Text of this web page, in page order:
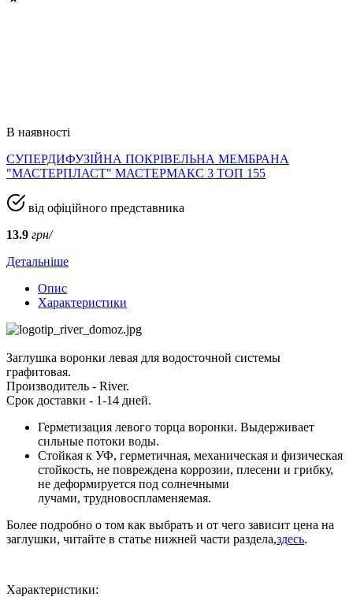
В наявності
СУПЕРДИФУЗІЙНА ПОКРІВЕЛЬНА МЕМБРАНА
"МАСТЕРПЛАСТ" МАСТЕРМАКС 3 ТОП 155
від офіційного представника
13.9 грн/
Детальніше
Опис
Характеристики
Заглушка воронки левая для водосточной системы
графитовая.
Производитель - River.
Срок доставки - 1-14 дней.
Герметизация левого торца воронки. Выдерживает
сильные потоки воды.
Стойкая к УФ, герметичная, механическая и физическая
стойкость, не повреждена коррозии, плесени и грибку,
не деформируется под солнечными
лучами, трудновоспламеняемая.
Более подробно о том как выбрать и от чего зависит цена на
заглушки, читайте в статье нижней части раздела,здесь.
Характеристики: